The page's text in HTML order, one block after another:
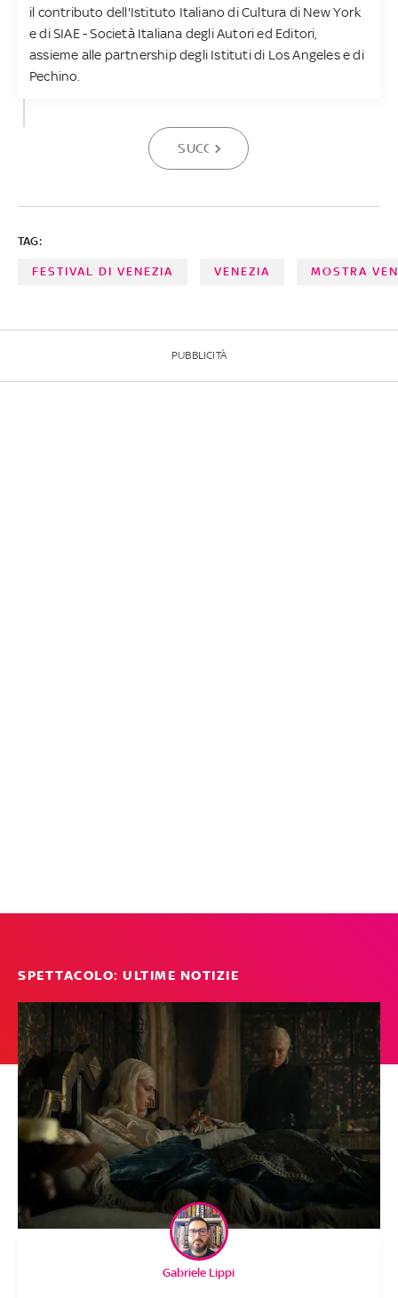
il contributo dell'Istituto Italiano di Cultura di New York
e di SIAE - Società Italiana degli Autori ed Editori,
assieme alle partnership degli Istituti di Los Angeles e di
Pechino.
SUCCESSIVA
TAG:
FESTIVAL DI VENEZIA VENEZIA MOSTRA
PUBBLICITÀ
SPETTACOLO: ULTIME NOTIZIE
Gabriele Lippi